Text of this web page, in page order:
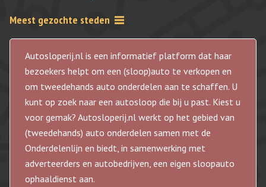
Meest gezochte steden
Autosloperij.nl is een informatief platform dat haar
bezoekers helpt om een (sloop)auto te verkopen en
om tweedehands auto onderdelen aan te schaffen. U
kunt op zoek naar een autosloop die bij u past. Kiest u
voor gemak? Autosloperij.nl werkt op het gebied van
(tweedehands) auto onderdelen samen met de
Onderdelenlijn en biedt, in samenwerking met
adverteerders en autobedrijven, een eigen sloopauto
ophaaldienst aan.